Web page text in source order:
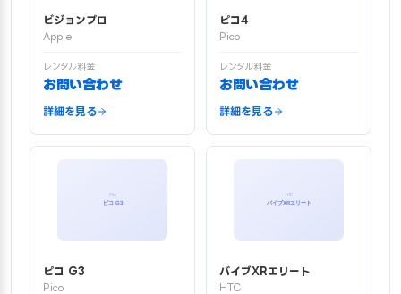
ビジョンプロ
Apple
レンタル料金
お問い合わせ
詳細を見る
ピコ4
Pico
レンタル料金
お問い合わせ
詳細を見る
ピコ G3
Pico
バイブXRエリート
HTC